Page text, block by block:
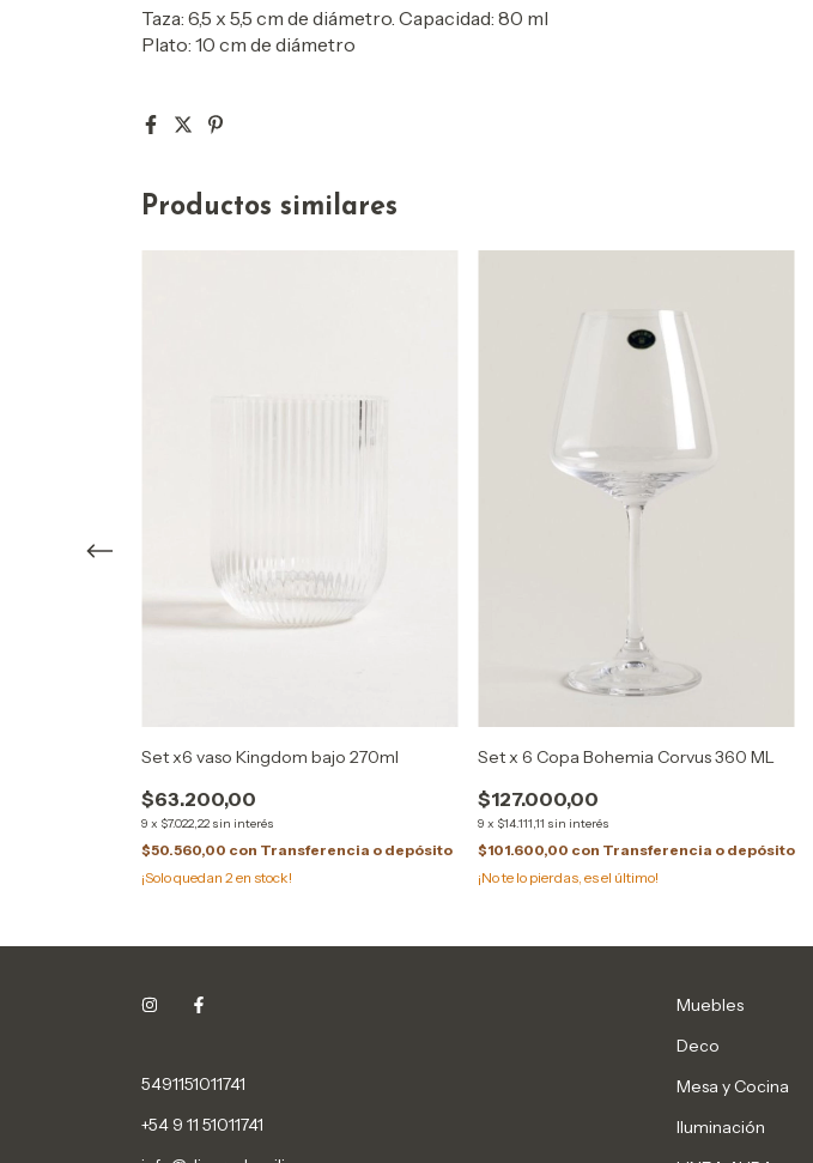
Taza: 6,5 x 5,5 cm de diámetro. Capacidad: 80 ml
Plato: 10 cm de diámetro
Productos similares
Set x6 vaso Kingdom bajo 270ml
$63.200,00
9 x $7.022,22 sin interés
$50.560,00 con Transferencia o depósito
¡Solo quedan 2 en stock!
Set x 6 Copa Bohemia Corvus 360 ML
$127.000,00
9 x $14.111,11 sin interés
$101.600,00 con Transferencia o depósito
¡No te lo pierdas, es el último!
5491151011741
+54 9 11 51011741
Muebles
Deco
Mesa y Cocina
Iluminación